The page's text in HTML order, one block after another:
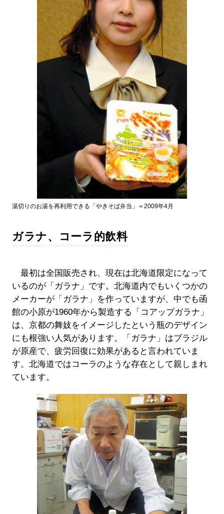
湯切りのお湯を再利用できる「やきそば弁当」＝2009年4月
ガラナ、コーラ的飲料
最初は全国販売され、現在は北海道限定になって
いるのが「ガラナ」です。北海道内でもいくつかの
メーカーが「ガラナ」を作っていますが、中でも函
館の小原が1960年から製造する「コアップガラナ」
は、京都の舞妓をイメージしたという瓶のデザイン
にも根強い人気があります。「ガラナ」はブラジル
が原産で、疲労回復に効果があると言われていま
す。北海道ではコーラのような存在として親しまれ
ています。